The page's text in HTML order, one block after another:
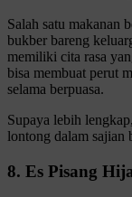
Salah satu makanan
bukber bareng
memiliki cita rasa
bisa membuat perut
selama berpuasa.
Supaya lebih
lontong dalam sajian
8. Es Pisang